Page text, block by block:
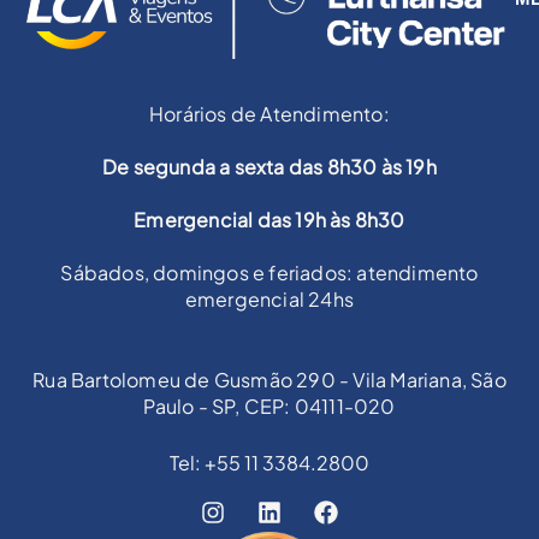
Horários de Atendimento:
De segunda a sexta das 8h30 às 19h
Emergencial das 19h às 8h30
Sábados, domingos e feriados: atendimento
emergencial 24hs
Rua Bartolomeu de Gusmão 290 - Vila Mariana, São
Paulo - SP, CEP: 04111-020
Tel: +55 11 3384.2800